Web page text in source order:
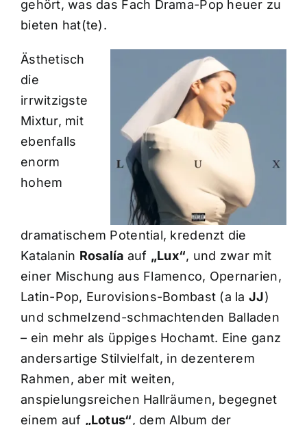
gehört, was das Fach Drama-Pop heuer zu
bieten hat(te).
Ästhetisch
die
irrwitzigste
Mixtur, mit
ebenfalls
enorm
hohem
dramatischem Potential, kredenzt die
Katalanin Rosalía auf „Lux“, und zwar mit
einer Mischung aus Flamenco, Opernarien,
Latin-Pop, Eurovisions-Bombast (a la JJ)
und schmelzend-schmachtenden Balladen
– ein mehr als üppiges Hochamt. Eine ganz
andersartige Stilvielfalt, in dezenterem
Rahmen, aber mit weiten,
anspielungsreichen Hallräumen, begegnet
einem auf „Lotus“, dem Album der